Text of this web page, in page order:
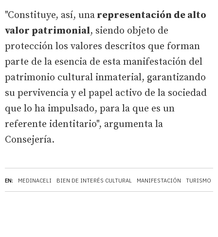
EN: MEDINACELI BIEN DE INTERÉS CULTURAL MANIFESTACIÓN TURISMO
"Constituye, así, una representación de alto
valor patrimonial, siendo objeto de
protección los valores descritos que forman
parte de la esencia de esta manifestación del
patrimonio cultural inmaterial, garantizando
su pervivencia y el papel activo de la sociedad
que lo ha impulsado, para la que es un
referente identitario", argumenta la
Consejería.